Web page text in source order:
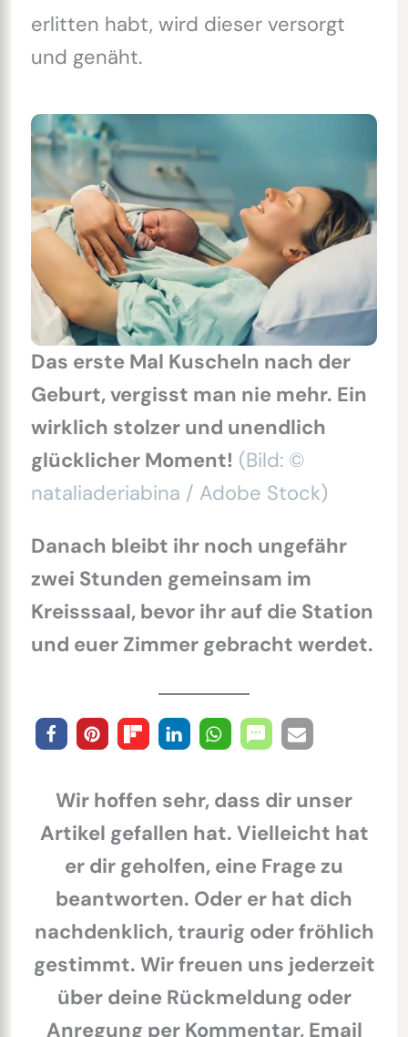
erlitten habt, wird dieser versorgt
und genäht.
Das erste Mal Kuscheln nach der
Geburt, vergisst man nie mehr. Ein
wirklich stolzer und unendlich
glücklicher Moment! (Bild: ©
nataliaderiabina / Adobe Stock)
Danach bleibt ihr noch ungefähr
zwei Stunden gemeinsam im
Kreisssaal, bevor ihr auf die Station
und euer Zimmer gebracht werdet.
Wir hoffen sehr, dass dir unser
Artikel gefallen hat. Vielleicht hat
er dir geholfen, eine Frage zu
beantworten. Oder er hat dich
nachdenklich, traurig oder fröhlich
gestimmt. Wir freuen uns jederzeit
über deine Rückmeldung oder
Anregung per Kommentar, Email